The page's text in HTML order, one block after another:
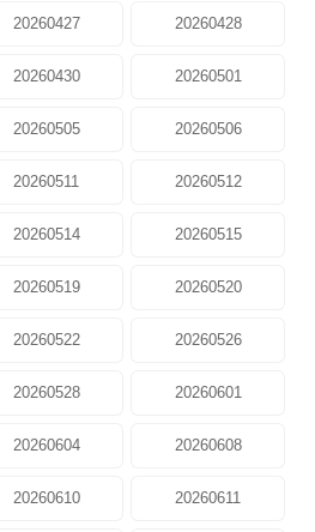
20260427 20260428
20260430 20260501
20260505 20260506
20260511 20260512
20260514 20260515
20260519 20260520
20260522 20260526
20260528 20260601
20260604 20260608
20260610 20260611